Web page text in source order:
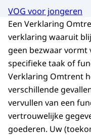
VOG voor jongeren
Een Verklaring
verklaring waaruit
geen bezwaar vormt
specifieke taak of
Verklaring Omtrent
verschillende
vervullen van een
vertrouwelijke
goederen. Uw